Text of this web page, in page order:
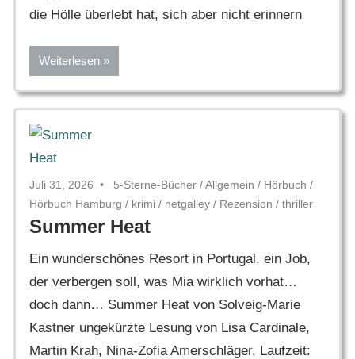
die Hölle überlebt hat, sich aber nicht erinnern
Weiterlesen
Juli 31, 2026 5-Sterne-Bücher /Allgemein / Hörbuch /
Hörbuch Hamburg / krimi / netgalley / Rezension / thriller
Summer Heat
Ein wunderschönes Resort in Portugal, ein Job,
der verbergen soll, was Mia wirklich vorhat…
doch dann… Summer Heat von Solveig-Marie
Kastner ungekürzte Lesung von Lisa Cardinale,
Martin Krah, Nina-Zofia Amerschläger, Laufzeit: